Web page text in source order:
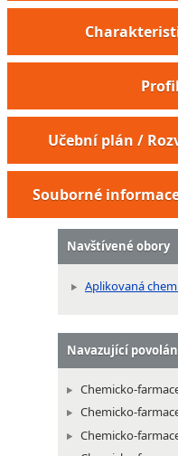
Učební plán /
Souborné
Navštívené obory
Aplikovaná
Navazující
Mistr čistírny
Mistr prádelny
Stavební technik
Výplachový
Vodárenský technik
Operátor
Technik zařízení
Chemicko-
Chemicko-
Chemicko-